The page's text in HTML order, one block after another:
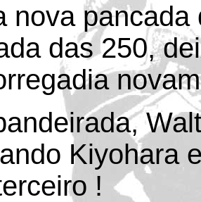
nova
das 250,
Kiyohara
!